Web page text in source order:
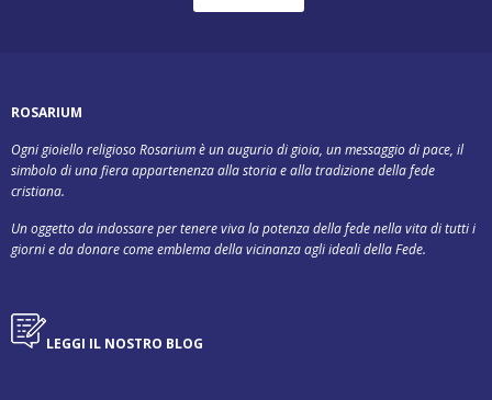
ROSARIUM
Ogni gioiello religioso Rosarium è un augurio di gioia, un messaggio di pace, il
simbolo di una fiera appartenenza alla storia e alla tradizione della fede
cristiana.
Un oggetto da indossare per tenere viva la potenza della fede nella vita di tutti i
giorni e da donare come emblema della vicinanza agli ideali della Fede.
LEGGI IL NOSTRO BLOG